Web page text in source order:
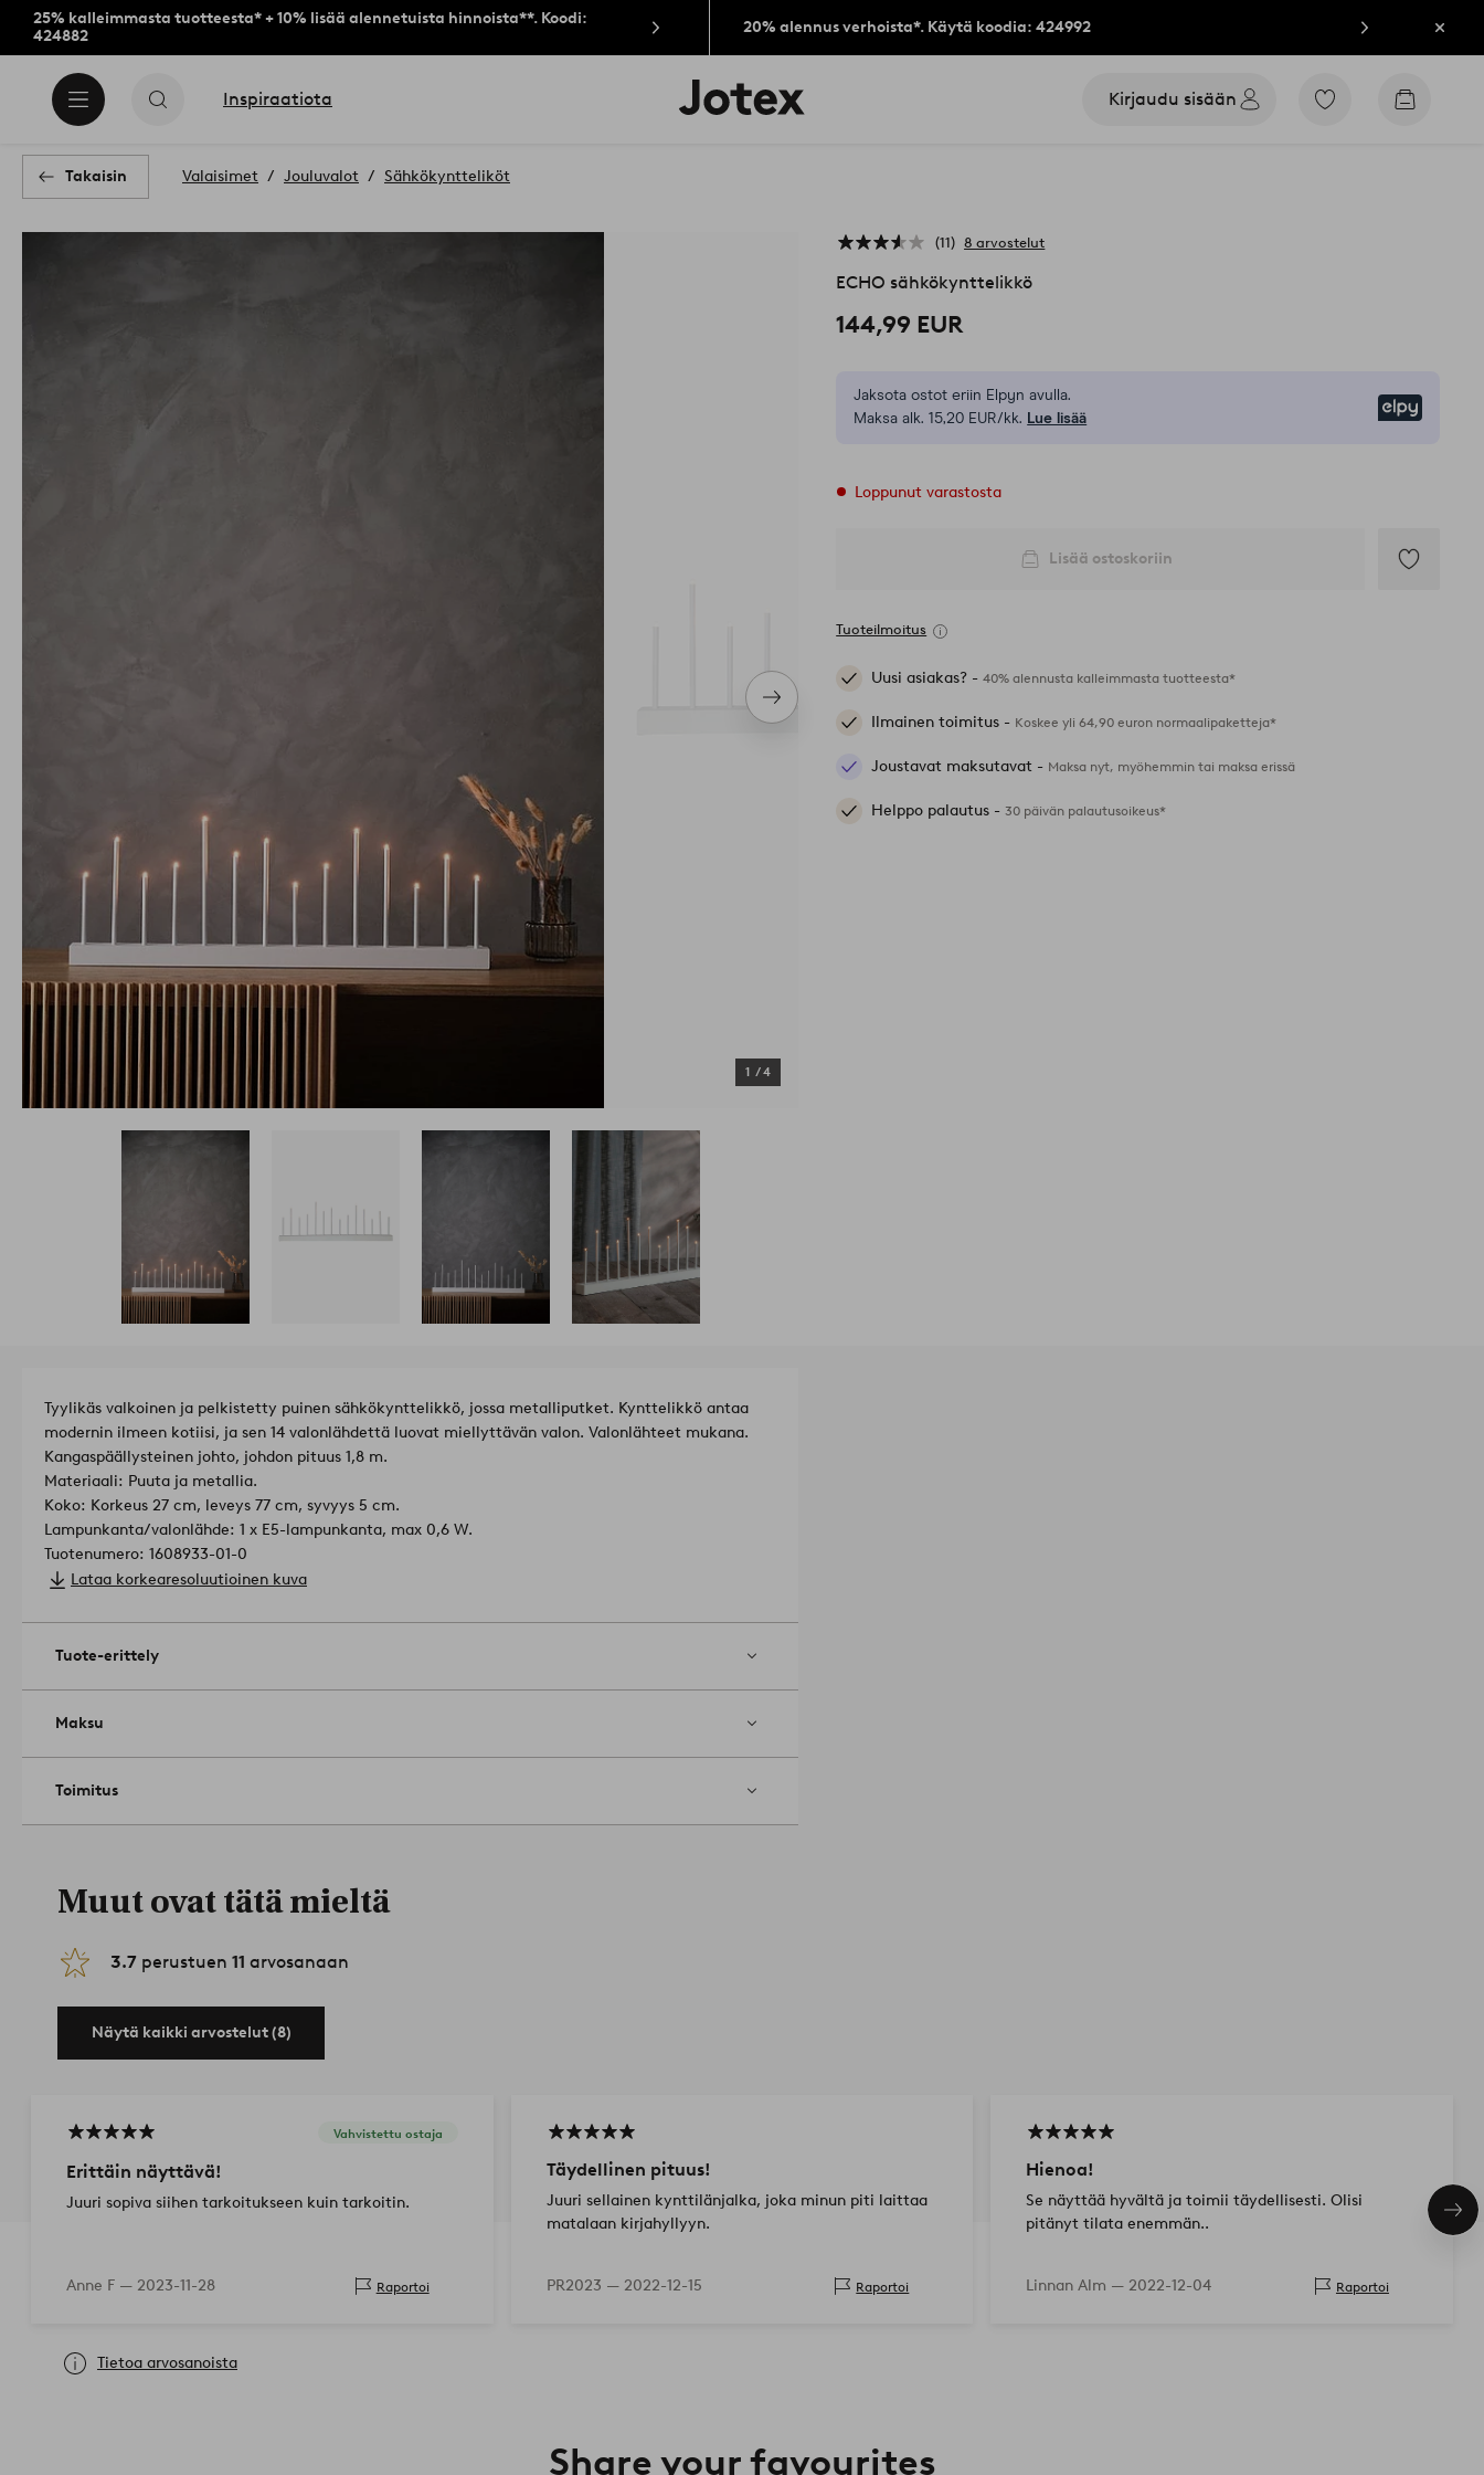
25% kalleimmasta tuotteesta* + 10% lisää alennetuista hinnoista**. Koodi:
424882
20% alennus verhoista*. Käytä koodia: 424992 Sulje
Inspiraatiota
Jotex-
logo
Kirjaudu sisään
Siirry
Siirry
Takaisin Valaisimet Jouluvalot Sähkökyntteliköt
Seuraava
tuote
1 /4
11 8 arvostelut
ECHO sähkökynttelikkö
144,99 EUR
Jaksota ostot eriin Elpyn avulla.
Maksa alk. 15,20 EUR/kk. Lue lisää
Loppunut varastosta
Lisää ostoskoriin
Tuoteilmoitus
Uusi asiakas? -40% alennusta kalleimmasta tuotteesta*
Ilmainen toimitus - Koskee yli 64,90 euron normaalipaketteja*
Joustavat maksutavat - Maksa nyt, myöhemmin tai maksa erissä
Helppo palautus -30 päivän palautusoikeus*
Tyylikäs valkoinen ja pelkistetty puinen sähkökynttelikkö, jossa metalliputket. Kynttelikkö antaa
modernin ilmeen kotiisi, ja sen 14 valonlähdettä luovat miellyttävän valon. Valonlähteet mukana.
Kangaspäällysteinen johto, johdon pituus 1,8 m.
Materiaali: Puuta ja metallia.
Koko: Korkeus 27 cm, leveys 77 cm, syvyys 5 cm.
Lampunkanta/valonlähde: 1 x E5-lampunkanta, max 0,6 W.
Tuotenumero: 1608933-01-0
Lataa korkearesoluutioinen kuva
Tuote-erittely
Maksu
Toimitus
Muut ovat tätä mieltä
3.7 perustuen 11 arvosanaan
Näytä kaikki arvostelut (8)
Vahvistettu ostaja
Erittäin näyttävä!
Juuri sopiva siihen tarkoitukseen kuin tarkoitin.
Anne F — 2023-11-28 Raportoi
Täydellinen pituus!
Juuri sellainen kynttilänjalka, joka minun piti laittaa
matalaan kirjahyllyyn.
PR2023 — 2022-12-15 Raportoi
Hienoa!
Se näyttää hyvältä ja toimii täydellisesti. Olisi
pitänyt tilata enemmän..
Linnan Alm — 2022-12-04 Raportoi
Tietoa arvosanoista
Share your favourites